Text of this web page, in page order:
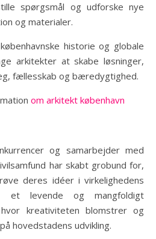
spørgsmål og udforske nye
og materialer.
historie og globale
arkitekter at skabe løsninger,
fællesskab og bæredygtighed.
om arkitekt københavn
og samarbejder med
har skabt grobund for,
deres idéer i virkelighedens
et levende og mangfoldigt
hvor kreativiteten blomstrer og
hovedstadens udvikling.